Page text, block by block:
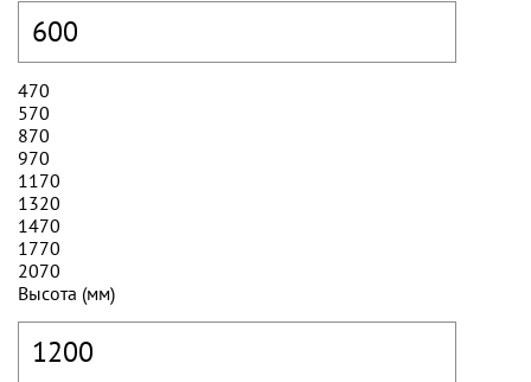
470
570
870
970
1170
1320
1470
1770
2070
Высота (мм)